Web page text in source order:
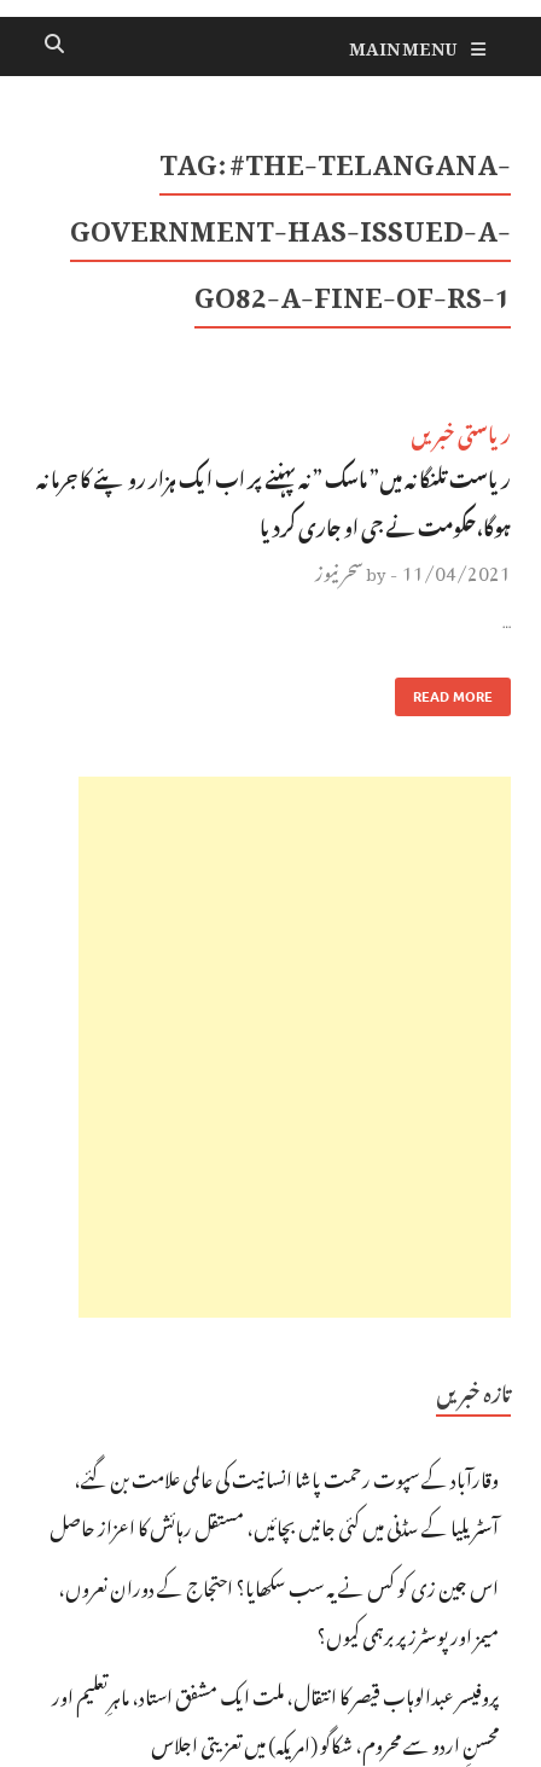
MAIN MENU
TAG:#THE-TELANGANA-
GOVERNMENT-HAS-ISSUED-A-
GO82-A-FINE-OF-RS-1
ریاستی خبریں
ریاست تلنگانہ میں” ماسک ” نہ پہننے پر اب ایک ہزار روپئے کا جرمانہ
ہوگا،حکومت نے جی او جاری کردیا
11/04/2021
-
byسحر نیوز
…
READ MORE
تازہ خبریں
وقارآباد کے سپوت رحمت پاشا انسانیت کی عالمی علامت بن گئے،
آسٹریلیا کے سڈنی میں کئی جانیں بچائیں، مستقل رہائش کا اعزاز حاصل
اس جین زی کو کس نے یہ سب سکھایا؟ احتجاج کے دوران نعروں،
میمز اور پوسٹرز پر برہمی کیوں؟
پروفیسر عبدالوہاب قیصر کا انتقال، ملت ایک مشفق استاد، ماہرِتعلیم اور
محسنِ اردو سے محروم، شکاگو (امریکہ) میں تعزیتی اجلاس